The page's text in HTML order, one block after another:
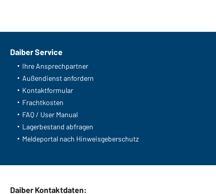
Daiber Service
Ihre Ansprechpartner
Außendienst anfordern
Kontaktformular
Frachtkosten
FAQ / User Manual
Lagerbestand abfragen
Meldeportal nach Hinweisgeberschutz
Daiber Kontaktdaten: